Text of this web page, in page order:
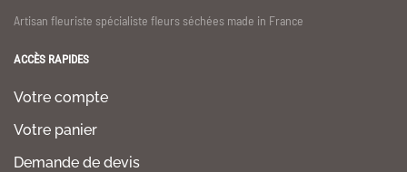
Artisan fleuriste spécialiste fleurs séchées made in France
ACCÈS RAPIDES
Votre compte
Votre panier
Demande de devis